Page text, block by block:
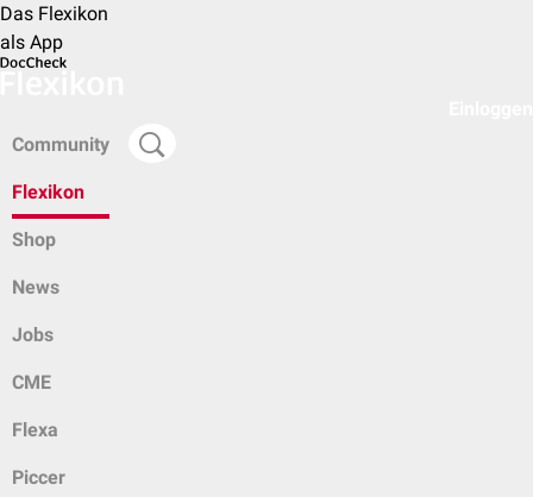
Das Flexikon
als App
Community
Flexikon
Shop
News
Jobs
CME
Flexa
Piccer